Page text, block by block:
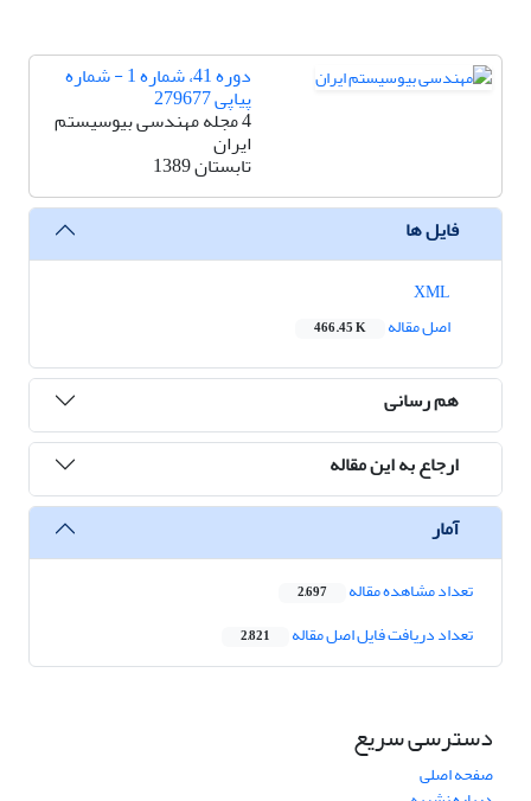
دوره 41، شماره 1 - شماره
پیاپی 279677
4 مجله مهندسی بیوسیستم
ایران
تابستان 1389
فایل ها
اصل مقاله
466.45 K
هم رسانی
ارجاع به این مقاله
آمار
تعداد مشاهده مقاله 2,697
تعداد دریافت فایل اصل مقاله 2,821
دسترسی سریع
صفحه اصلی